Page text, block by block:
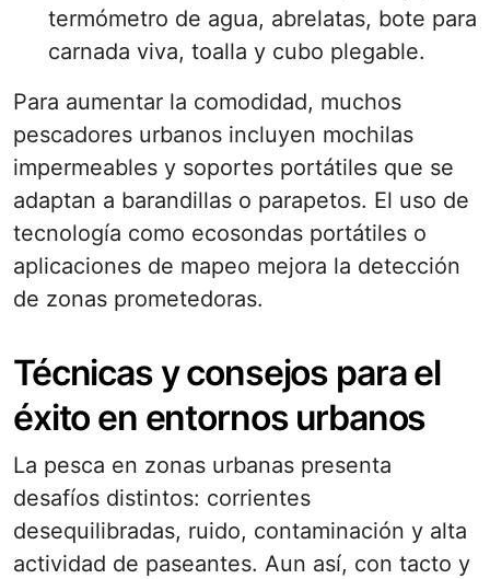
termómetro de agua, abrelatas, bote para
carnada viva, toalla y cubo plegable.
Para aumentar la comodidad, muchos
pescadores urbanos incluyen mochilas
impermeables y soportes portátiles que se
adaptan a barandillas o parapetos. El uso de
tecnología como ecosondas portátiles o
aplicaciones de mapeo mejora la detección
de zonas prometedoras.
Técnicas y consejos para el
éxito en entornos urbanos
La pesca en zonas urbanas presenta
desafíos distintos: corrientes
desequilibradas, ruido, contaminación y alta
actividad de paseantes. Aun así, con tacto y